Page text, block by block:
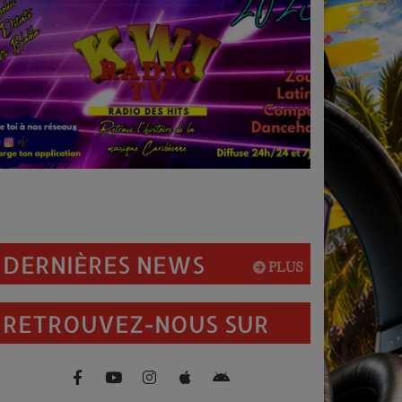
PLUS
DERNIÈRES NEWS
RETROUVEZ-NOUS SUR